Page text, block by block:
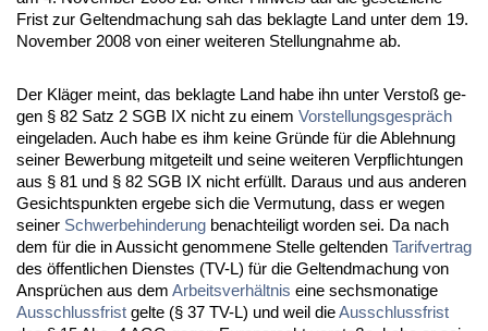
Frist zur Gel­tend­ma­chung sah das be­klag­te Land un­ter dem 19.
No­vem­ber 2008 von ei­ner wei­te­ren Stel­lung­nah­me ab.
Der Kläger meint, das be­klag­te Land ha­be ihn un­ter Ver­s­toß ge­
gen § 82 Satz 2 SGB IX nicht zu ei­nem Vor­stel­lungs­gespräch
ein­ge­la­den. Auch ha­be es ihm kei­ne Gründe für die Ab­leh­nung
sei­ner Be­wer­bung mit­ge­teilt und sei­ne wei­te­ren Ver­pflich­tun­gen
aus § 81 und § 82 SGB IX nicht erfüllt. Dar­aus und aus an­de­ren
Ge­sichts­punk­ten er­ge­be sich die Ver­mu­tung, dass er we­gen
sei­ner Schwer­be­hin­de­rung be­nach­tei­ligt wor­den sei. Da nach
dem für die in Aus­sicht ge­nom­me­ne Stel­le gel­ten­den Ta­rif­ver­trag
des öffent­li­chen Diens­tes (TV-L) für die Gel­tend­ma­chung von
Ansprüchen aus dem Ar­beits­verhält­nis ei­ne sechs­mo­na­ti­ge
Aus­schluss­frist gel­te (§ 37 TV-L) und weil dieAus­schluss­frist